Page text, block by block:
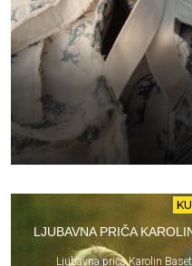
LJUBAVNA PRIČA
Ljubavna priča Karolin